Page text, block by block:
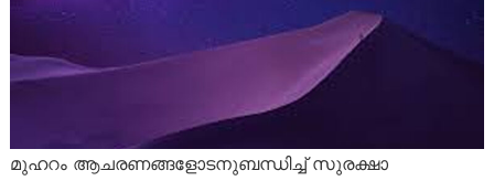
മുഹറം ആചരണങ്ങളോടനുബന്ധിച്ച് സുരക്ഷാ